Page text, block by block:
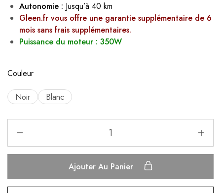
Autonomie : Jusqu’à 40 km
Gleen.fr vous offre une garantie supplémentaire de 6
mois sans frais supplémentaires.
Puissance du moteur : 350W
Couleur
Noir Blanc
Ajouter Au Panier